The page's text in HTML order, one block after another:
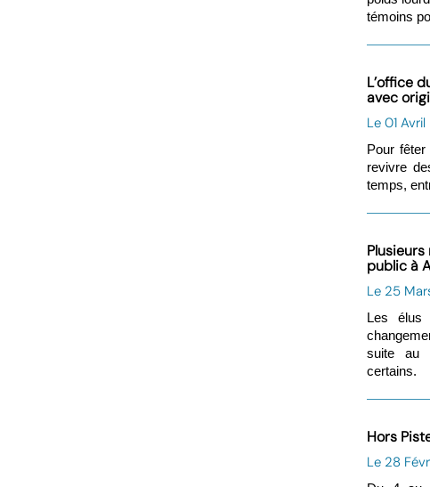
témoins
L’office
avec
Le 01
Pour
revivre
temps,
public à
Le 25
Les élus
suite au
certains.
Hors
Le 28